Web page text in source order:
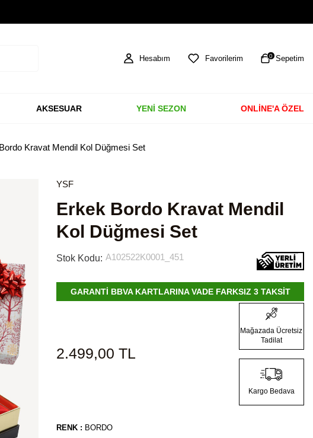
Hesabım Favorilerim 0 Sepetim
AKSESUAR YENİ SEZON ONLİNE'A ÖZEL
Kravat Mendil Kol Düğmesi Set
YSF
Erkek Bordo Kravat Mendil
Kol Düğmesi Set
Stok Kodu: A102522K0001_451
GARANTİ BBVA KARTLARINA VADE FARKSIZ 3 TAKSİT
2.499,00 TL
Mağazada Ücretsiz
Tadilat
Kargo Bedava
RENK : BORDO